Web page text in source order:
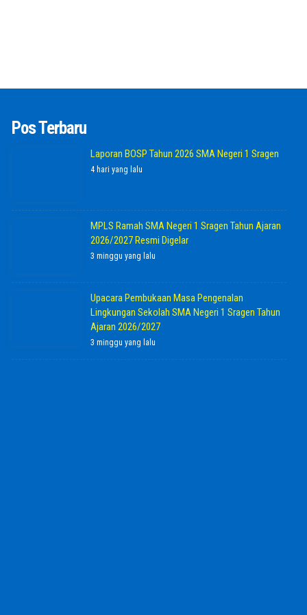
Pos Terbaru
Laporan BOSP Tahun 2026 SMA Negeri 1 Sragen
4 hari yang lalu
MPLS Ramah SMA Negeri 1 Sragen Tahun Ajaran
2026/2027 Resmi Digelar
3 minggu yang lalu
Upacara Pembukaan Masa Pengenalan
Lingkungan Sekolah SMA Negeri 1 Sragen Tahun
Ajaran 2026/2027
3 minggu yang lalu